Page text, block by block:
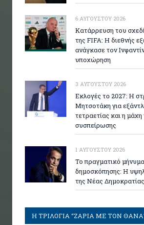
6 ΑΥΓΟΎΣΤΟΥ 2026
Κατάρρευση του
της FIFA: Η διεθνής
ανάγκασε τον
υποχώρηση
3 ΑΥΓΟΎΣΤΟΥ 2026
Εκλογές το 2027: Η
Μητσοτάκη για
τετραετίας και η μάχη
συσπείρωσης
1 ΑΥΓΟΎΣΤΟΥ 2026
Το πραγματικό
δημοσκόπησης: Η
της Νέας Δημοκρατίας
Η ΤΡΙΛΟΓΙΑ “ΖΑΡΙΑ ΜΕ ΤΟΝ